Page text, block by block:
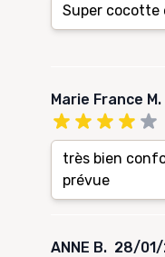
Super cocotte
Marie France M.
très bien
prévue
ANNE B. 28/